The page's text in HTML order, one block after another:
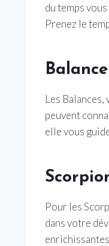
du temps
Prenez le
Les
peuvent
elle vous
Pour les
dans votre